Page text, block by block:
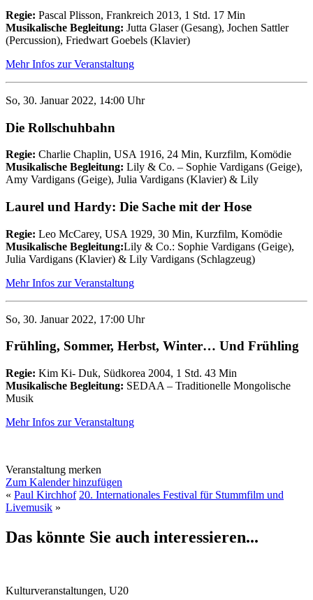
Regie: Pascal Plisson, Frankreich 2013, 1 Std. 17 Min
Musikalische Begleitung: Jutta Glaser (Gesang), Jochen Sattler
(Percussion), Friedwart Goebels (Klavier)
Mehr Infos zur Veranstaltung
So, 30. Januar 2022, 14:00 Uhr
Die Rollschuhbahn
Regie: Charlie Chaplin, USA 1916, 24 Min, Kurzfilm, Komödie
Musikalische Begleitung: Lily & Co. – Sophie Vardigans (Geige),
Amy Vardigans (Geige), Julia Vardigans (Klavier) & Lily
Laurel und Hardy: Die Sache mit der Hose
Regie: Leo McCarey, USA 1929, 30 Min, Kurzfilm, Komödie
Musikalische Begleitung:Lily & Co.: Sophie Vardigans (Geige),
Julia Vardigans (Klavier) & Lily Vardigans (Schlagzeug)
Mehr Infos zur Veranstaltung
So, 30. Januar 2022, 17:00 Uhr
Frühling, Sommer, Herbst, Winter… Und Frühling
Regie: Kim Ki- Duk, Südkorea 2004, 1 Std. 43 Min
Musikalische Begleitung: SEDAA – Traditionelle Mongolische
Musik
Mehr Infos zur Veranstaltung
Veranstaltung merken
Zum Kalender hinzufügen
« Paul Kirchhof 20. Internationales Festival für Stummfilm und
Livemusik »
Das könnte Sie auch interessieren...
Kulturveranstaltungen, U20